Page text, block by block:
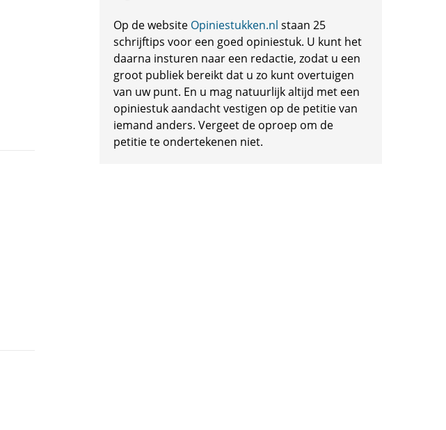
Op de website Opiniestukken.nl staan 25
schrijftips voor een goed opiniestuk. U kunt het
daarna insturen naar een redactie, zodat u een
groot publiek bereikt dat u zo kunt overtuigen
van uw punt. En u mag natuurlijk altijd met een
opiniestuk aandacht vestigen op de petitie van
iemand anders. Vergeet de oproep om de
petitie te ondertekenen niet.